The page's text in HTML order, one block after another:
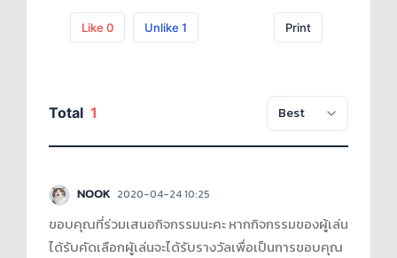
Like 0 Unlike 1 Print
Total 1
NOOK 2020-04-24 10:25
ขอบคุณที่ร่วมเสนอกิจกรรมนะคะ หากกิจกรรมของผู้เล่น
ได้รับคัดเลือกผู้เล่นจะได้รับรางวัลเพื่อเป็นการขอบคุณ